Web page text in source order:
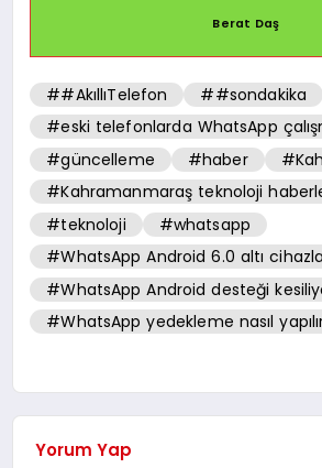
Berat Daş
##AkıllıTelefon ##sondakika
#eski telefonlarda WhatsApp
#güncelleme
#haber
#Kahramanmaraş teknoloji
#teknoloji
#whatsapp
#WhatsApp Android 6.0 altı
#WhatsApp Android desteği
#WhatsApp yedekleme nasıl
Yorum Yap